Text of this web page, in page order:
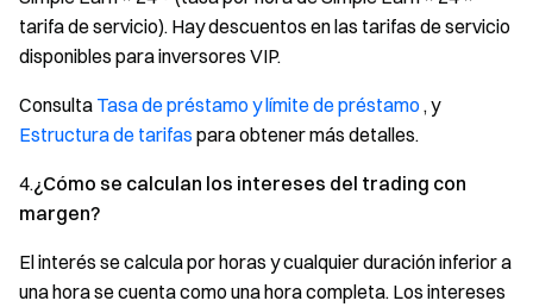
tarifa de servicio). Hay descuentos en las tarifas de servicio
disponibles para inversores VIP.
Consulta Tasa de préstamo y límite de préstamo , y
Estructura de tarifas para obtener más detalles.
4.¿Cómo se calculan los intereses del trading con
margen?
El interés se calcula por horas y cualquier duración inferior a
una hora se cuenta como una hora completa. Los intereses